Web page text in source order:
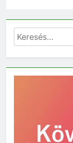
Keresés: